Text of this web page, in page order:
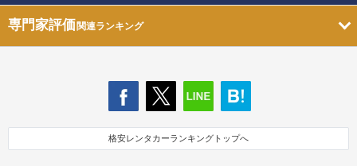
専門家評価関連ランキング
格安レンタカーランキングトップへ